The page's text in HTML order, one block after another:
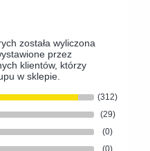
została wyliczona
przez
klientów, którzy
w sklepie.
(312)
(29)
(0)
(0)